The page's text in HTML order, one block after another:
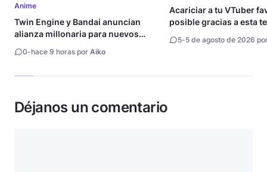
Anime
Twin Engine y Bandai anuncian
alianza millonaria para nuevos
animes
0-hace 9 horas por Aiko
Acariciar a tu VTuber
posible gracias a esta
5-5 de agosto de 2026
Déjanos un comentario